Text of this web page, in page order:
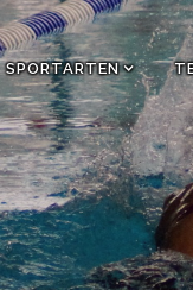
SPORTARTEN